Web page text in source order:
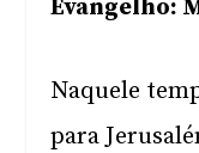
Evangelho:
Naquele
para